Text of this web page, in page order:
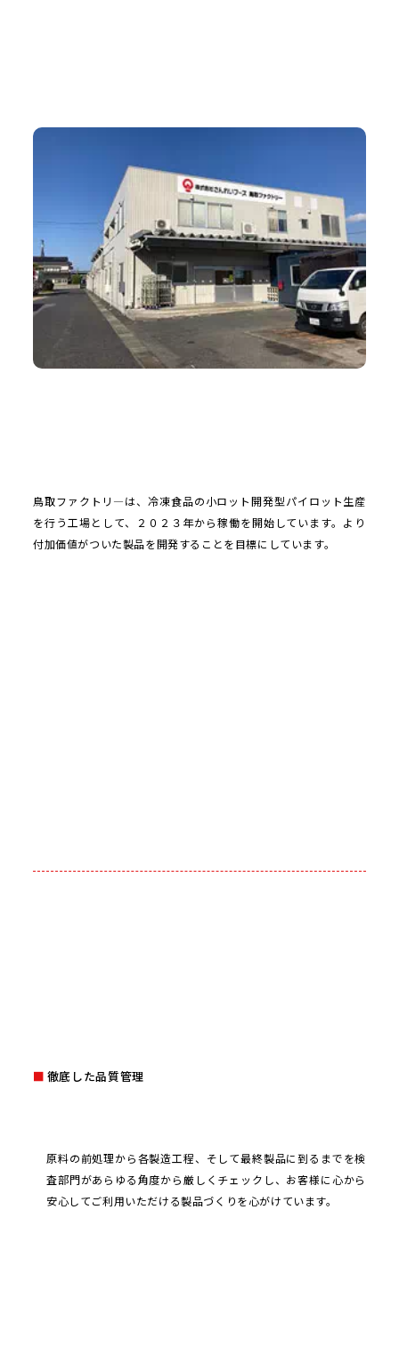
鳥取ファクトリ―は、冷凍食品の小ロット開発型パイロット生産
を行う工場として、２０２３年から稼働を開始しています。より
付加価値がついた製品を開発することを目標にしています。
徹底した品質管理
原料の前処理から各製造工程、そして最終製品に到るまでを検
査部門があらゆる角度から厳しくチェックし、お客様に心から
安心してご利用いただける製品づくりを心がけています。